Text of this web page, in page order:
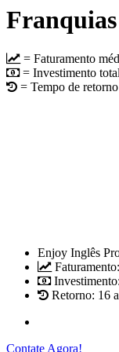
= Faturamento
= Investimento
= Tempo de
Enjoy Inglês
Faturamento:
Investimento:
Retorno: 16
Contate Agora!